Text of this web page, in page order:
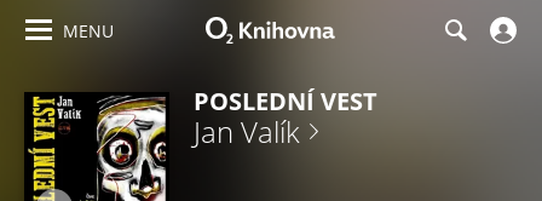
MENU
POSLEDNÍ VEST
Jan Valík